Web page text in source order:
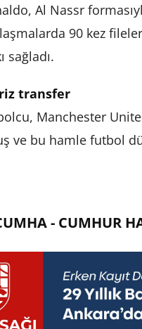
Al Nassr
90 kez
sağladı.
transfer
Manchester
ve bu hamle futbol
- CUMHUR